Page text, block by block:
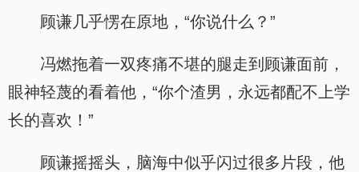
顾谦几乎愣在原地，“你说什么？”
冯燃拖着一双疼痛不堪的腿走到顾谦面前，
眼神轻蔑的看着他，“你个渣男，永远都配不上学
长的喜欢！”
顾谦摇摇头，脑海中似乎闪过很多片段，他